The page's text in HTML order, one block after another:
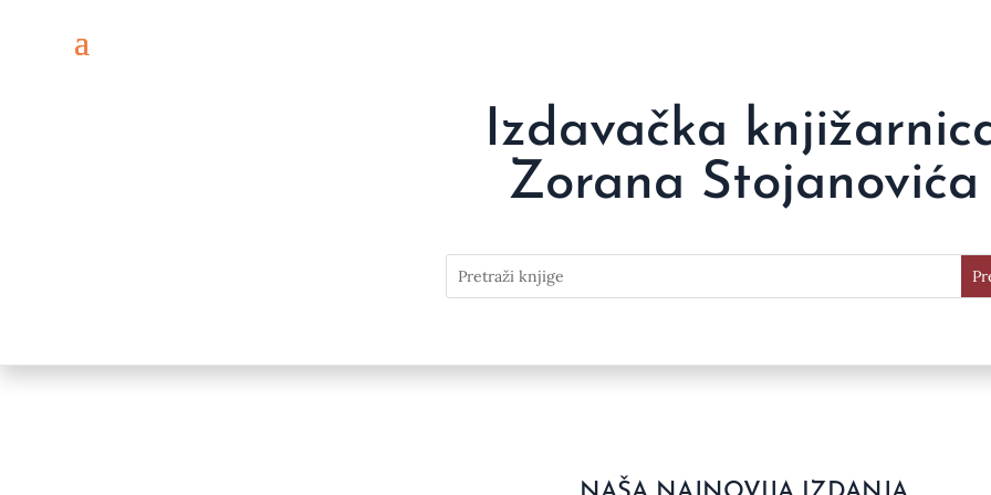
Izdavačka
Zorana Stojanovića